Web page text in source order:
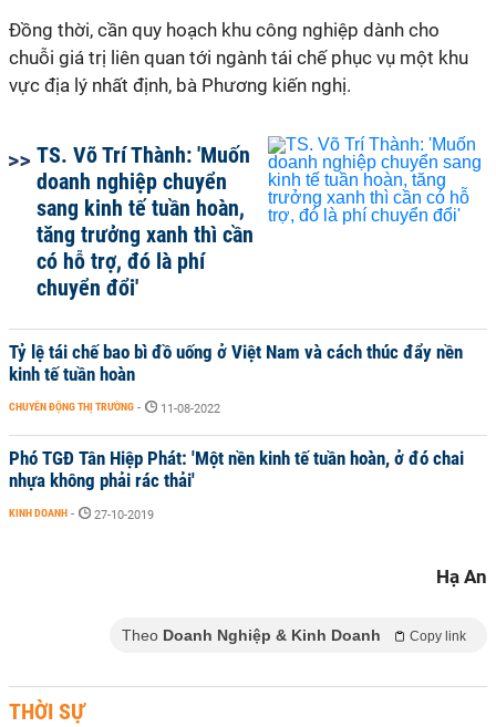
Đồng thời, cần quy hoạch khu công nghiệp dành cho
chuỗi giá trị liên quan tới ngành tái chế phục vụ một khu
vực địa lý nhất định, bà Phương kiến nghị.
TS. Võ Trí Thành: 'Muốn
doanh nghiệp chuyển
sang kinh tế tuần hoàn,
tăng trưởng xanh thì cần
có hỗ trợ, đó là phí
chuyển đổi'
Tỷ lệ tái chế bao bì đồ uống ở Việt Nam và cách thúc đẩy nền
kinh tế tuần hoàn
CHUYỂN ĐỘNG THỊ TRƯỜNG - 11-08-2022
Phó TGĐ Tân Hiệp Phát: 'Một nền kinh tế tuần hoàn, ở đó chai
nhựa không phải rác thải'
KINH DOANH - 27-10-2019
Hạ An
Theo Doanh Nghiệp & Kinh Doanh Copy link
THỜI SỰ